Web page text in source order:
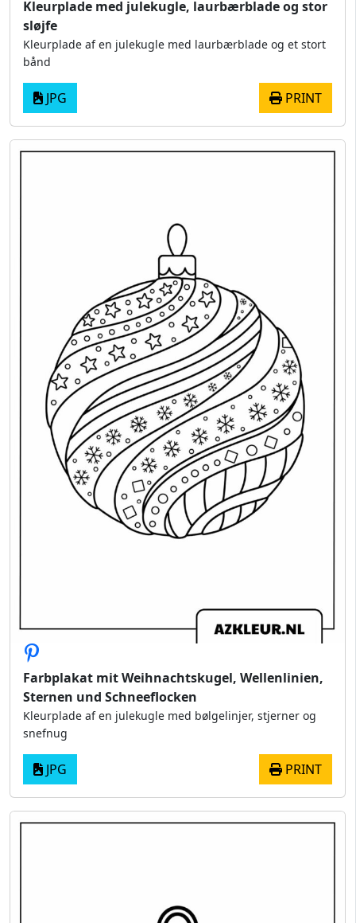
Kleurplade med julekugle, laurbærblade og stor
sløjfe
Kleurplade af en julekugle med laurbærblade og et stort
bånd
JPG PRINT
Farbplakat mit Weihnachtskugel, Wellenlinien,
Sternen und Schneeflocken
Kleurplade af en julekugle med bølgelinjer, stjerner og
snefnug
JPG PRINT